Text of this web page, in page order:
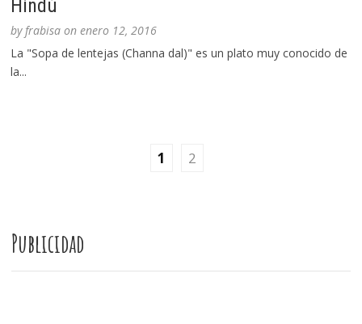
Hindú
byfrabisa onenero 12, 2016
La "Sopa de lentejas (Channa dal)" es un plato muy conocido de
la...
1 2
Publicidad